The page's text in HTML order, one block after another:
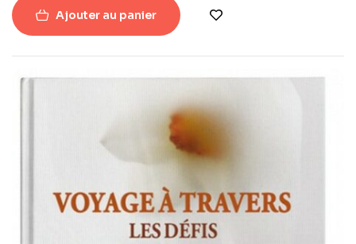
Ajouter au panier